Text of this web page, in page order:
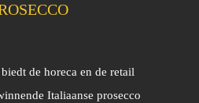
de horeca en de retail
Italiaanse prosecco